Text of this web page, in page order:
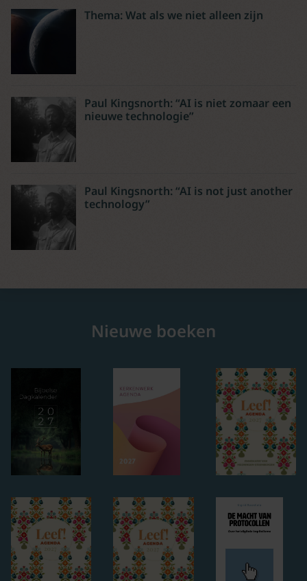
Thema: Wat als we niet alleen zijn
Paul Kingsnorth: “AI is niet zomaar een
nieuwe technologie”
Paul Kingsnorth: “AI is not just another
technology”
Nieuwe boeken